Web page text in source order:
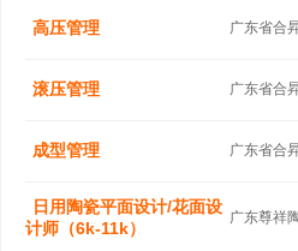
高压管理 广东省合
滚压管理 广东省合
成型管理 广东省合
日用陶瓷平面设计/花面设
计师（6k-11k）
广东尊祥